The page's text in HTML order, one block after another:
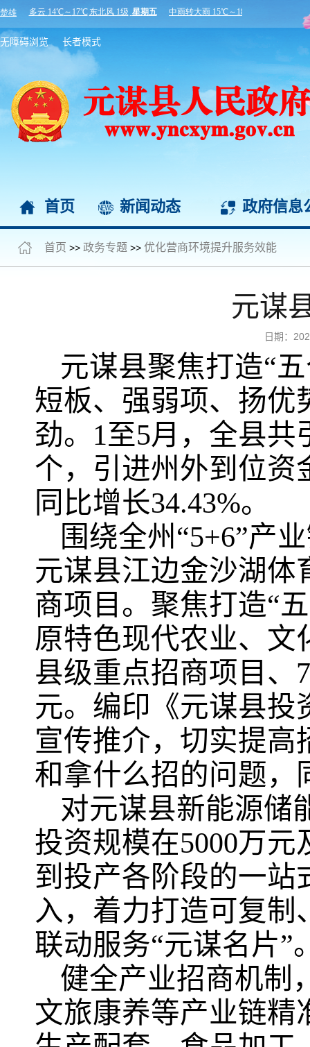
无障碍浏览 长者模式
首页 新闻动态 政府信息
首页 >> 政务专题 >> 优化营商环境提升服务效能
元谋
日期：
元谋县聚焦打造“
短板、强弱项、扬优
劲。1至5月，全县共
个，引进州外到位资
同比增长34.43%。
围绕全州“5+6”产
元谋县江边金沙湖体
商项目。聚焦打造“
原特色现代农业、文
县级重点招商项目、
元。编印《元谋县投
宣传推介，切实提高
和拿什么招的问题，
对元谋县新能源储
投资规模在5000万
到投产各阶段的一站
入，着力打造可复
联动服务“元谋名片”
健全产业招商机制
文旅康养等产业链精